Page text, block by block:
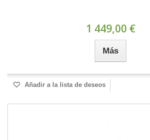
1 449,00 €
Más
Añadir a la lista de deseos